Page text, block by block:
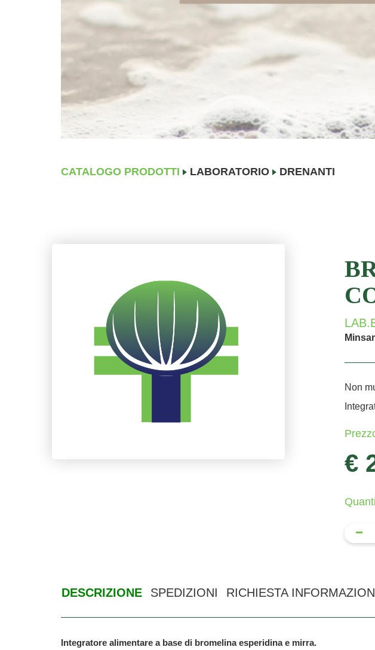
CATALOGO PRODOTTI LABORATORIO DRENANTI
Non
€
DESCRIZIONE SPEDIZIONI RICHIESTA
Integratore alimentare a base di bromelina esperidina e mirra.